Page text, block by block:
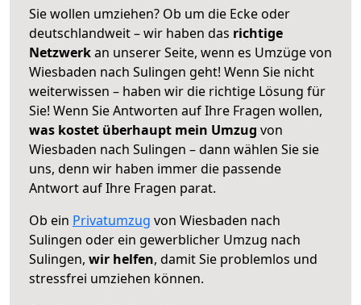
Sie wollen umziehen? Ob um die Ecke oder
deutschlandweit – wir haben das richtige
Netzwerkan unserer Seite, wenn es Umzüge von
Wiesbaden nach Sulingen geht! Wenn Sie nicht
weiterwissen – haben wir die richtige Lösung für
Sie! Wenn Sie Antworten auf Ihre Fragen wollen,
was kostet überhaupt mein Umzug von
Wiesbaden nach Sulingen – dann wählen Sie sie
uns, denn wir haben immer die passende
Antwort auf Ihre Fragen parat.
Ob ein Privatumzug von Wiesbaden nach
Sulingen oder ein gewerblicher Umzug nach
Sulingen, wir helfen, damit Sie problemlos und
stressfrei umziehen können.